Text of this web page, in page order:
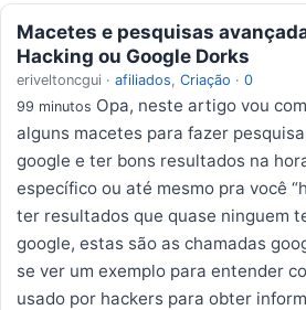
Macetes e pesquisas
Hacking ou Google Dorks
eriveltoncgui · afiliados, Criação · 0
99 minutos Opa, neste artigo vou
alguns macetes para fazer
google e ter bons resultados na
específico ou até mesmo pra você
ter resultados que quase ninguem
google, estas são as chamadas
se ver um exemplo para entender
usado por hackers para obter